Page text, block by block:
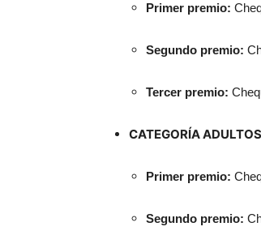
Primer premio:
Segundo premio:
Tercer premio:
CATEGORÍA
Primer premio:
Segundo premio: